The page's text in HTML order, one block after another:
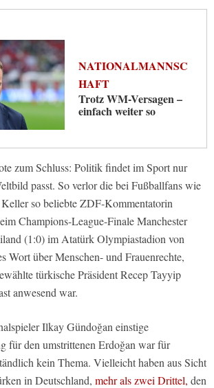
NATIONALMANNSC
HAFT
Trotz WM-Versagen –
einfach weiter so
zum Schluss: Politik findet im Sport nur
passt. So verlor die bei Fußballfans wie
so beliebte ZDF-Kommentatorin
Champions-League-Finale Manchester
(1:0) im Atatürk Olympiastadion von
Wort über Menschen- und Frauenrechte,
türkische Präsident Recep Tayyip
anwesend war.
Ilkay Gündoğan einstige
für den umstrittenen Erdoğan war für
kein Thema. Vielleicht haben aus Sicht
in Deutschland, mehr als zwei Drittel, den